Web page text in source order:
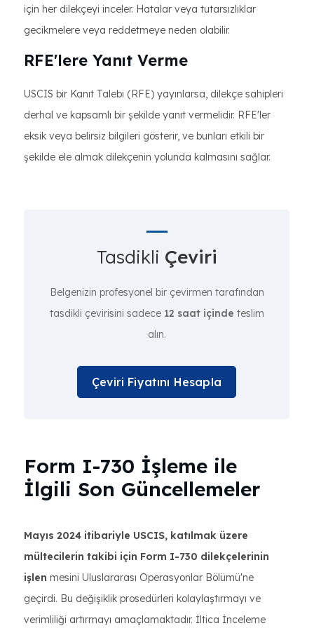
için her dilekçeyi inceler. Hatalar veya tutarsızlıklar
gecikmelere veya reddetmeye neden olabilir.
RFE'lere Yanıt Verme
USCIS bir Kanıt Talebi (RFE) yayınlarsa, dilekçe sahipleri
derhal ve kapsamlı bir şekilde yanıt vermelidir. RFE'ler
eksik veya belirsiz bilgileri gösterir, ve bunları etkili bir
şekilde ele almak dilekçenin yolunda kalmasını sağlar.
Tasdikli Çeviri
Belgenizin profesyonel bir çevirmen tarafından
tasdikli çevirisini sadece 12 saat içinde teslim
alın.
Çeviri Fiyatını Hesapla
Form I-730 İşleme ile
İlgili Son Güncellemeler
Mayıs 2024 itibariyle USCIS, katılmak üzere
mültecilerin takibi için Form I-730 dilekçelerinin
işlen mesini Uluslararası Operasyonlar Bölümü'ne
geçirdi. Bu değişiklik prosedürleri kolaylaştırmayı ve
verimliliği artırmayı amaçlamaktadır. İltica İnceleme